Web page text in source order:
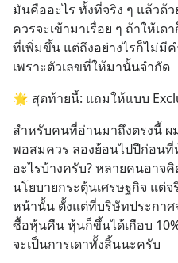
มันคืออะไร ทั้งที่จริง ๆ แล้วด้
ควรจะเข้ามาเรื่อย ๆ ถ้าให้เ
ที่เพิ่มขึ้น แต่ถึงอย่างไรก็ไม่มี
เพราะตัวเลขที่ให้มานั้นจำกัด
🌟 สุดท้ายนี้: แถมให้แบบ
สำหรับคนที่อ่านมาถึงตรงนี้
พอสมควร ลองย้อนไปปีก่อน
อะไรบ้างครับ? หลายคนอาจ
นโยบายกระตุ้นเศรษฐกิจ แต่
หน้านั้น ตั้งแต่ที่บริษัทประกา
ซื้อหุ้นคืน หุ้นก็ขึ้นได้เกือบ
จะเป็นการเดาทั้งสิ้นนะครับ